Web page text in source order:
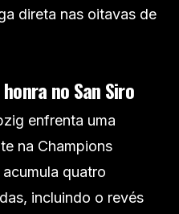
direta nas oitavas de
no San Siro
enfrenta uma
na Champions
quatro
incluindo o revés